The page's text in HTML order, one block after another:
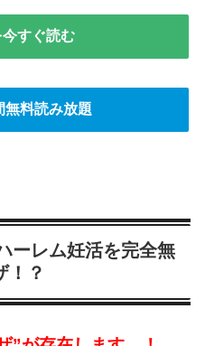
すぐ読む
無料読み放題
ーレム妊活を完全無
！？